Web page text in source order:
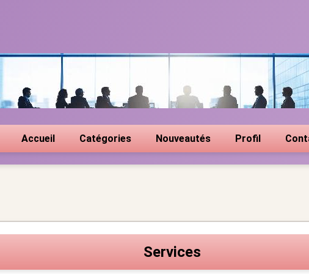
Accueil Catégories Nouveautés Profil
Services